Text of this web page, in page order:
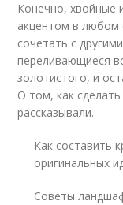
Конечно, хвойные
акцентом в любом
сочетать с
переливающиеся
золотистого, и
О том, как
рассказывали.
Как составить
оригинальных
Советы